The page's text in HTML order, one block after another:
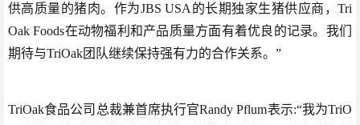
供高质量的猪肉。作为JBS USA的长期独家生猪供应商，Tri
Oak Foods在动物福利和产品质量方面有着优良的记录。我们
期待与TriOak团队继续保持强有力的合作关系。”
TriOak食品公司总裁兼首席执行官Randy Pflum表示:“我为TriO